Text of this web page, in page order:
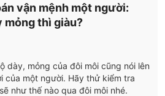
vận mệnh một người:
mỏng thì giàu?
dày, mỏng của đôi môi cũng nói lên
của một người. Hãy thử kiểm tra
như thế nào qua đôi môi nhé.